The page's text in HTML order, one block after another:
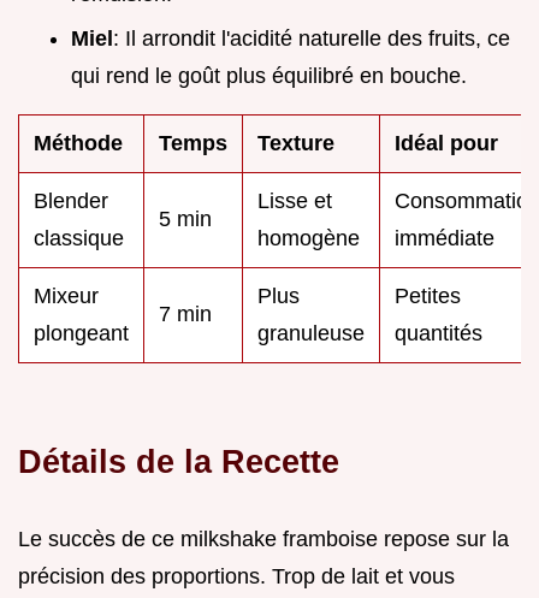
Miel: Il arrondit l'acidité naturelle des fruits, ce
qui rend le goût plus équilibré en bouche.
Méthode Temps Texture Idéal pour
Blender
classique
5 min
Lisse et
homogène
Consommation
immédiate
Mixeur
plongeant
7 min
Plus
granuleuse
Petites
quantités
Détails de la Recette
Le succès de ce milkshake framboise repose sur la
précision des proportions. Trop de lait et vous